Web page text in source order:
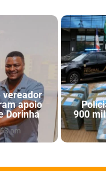
vereador
apoio
Dorinha
pm
900